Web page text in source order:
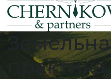
Земельна
практика